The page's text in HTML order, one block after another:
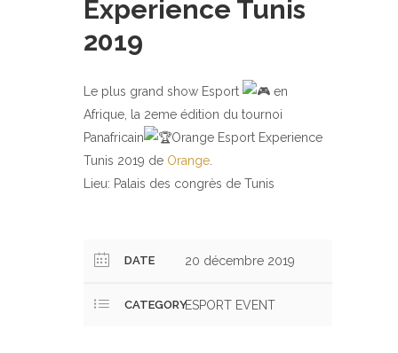
Experience Tunis
2019
Le plus grand show Esport
en
Afrique, la 2eme édition du tournoi
Panafricain
Orange Esport Experience
Tunis 2019 de Orange
Lieu: Palais des congrès de Tunis
DATE 20 décembre 2019
CATEGORYESPORT EVENT